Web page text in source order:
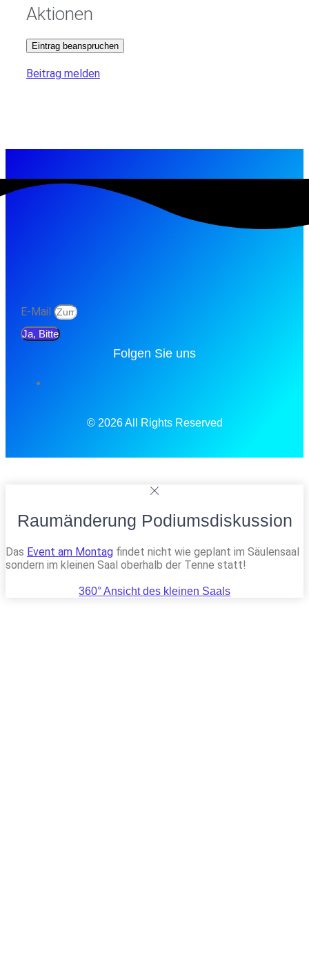
Aktionen
Eintrag beanspruchen
Beitrag melden
E-Mail
Ja, Bitte
Folgen Sie uns
© 2026 All Rights Reserved
Raumänderung Podiumsdiskussion
Das Event am Montag findet nicht wie geplant im Säulensaal
sondern im kleinen Saal oberhalb der Tenne statt!
360° Ansicht des kleinen Saals